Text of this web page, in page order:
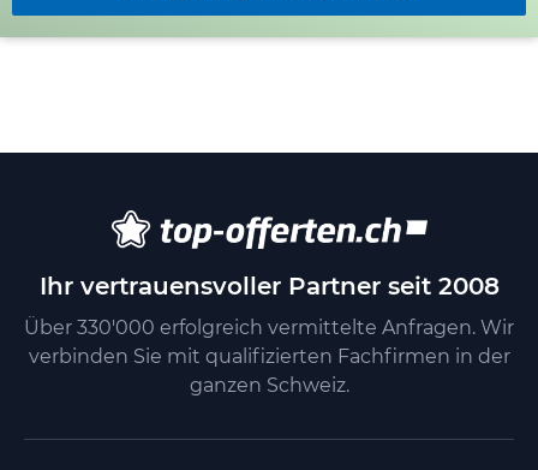
Ihr vertrauensvoller Partner seit 2008
Über 330'000 erfolgreich vermittelte Anfragen. Wir
verbinden Sie mit qualifizierten Fachfirmen in der
ganzen Schweiz.